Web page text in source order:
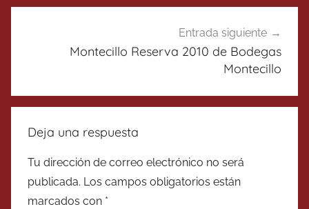
Entrada siguiente
Montecillo Reserva 2010 de Bodegas
Montecillo
Deja una respuesta
Tu dirección de correo electrónico no será
publicada. Los campos obligatorios están
marcados con *